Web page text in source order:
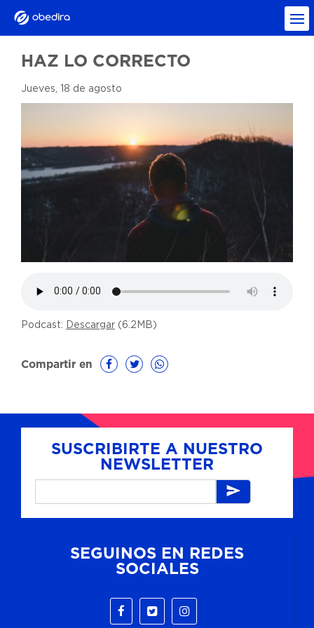
HAZ LO CORRECTO
Jueves, 18 de agosto
Podcast: Descargar (6.2MB)
Compartir en
SUSCRIBIRTE A NUESTRO
NEWSLETTER
SEGUINOS EN REDES
SOCIALES